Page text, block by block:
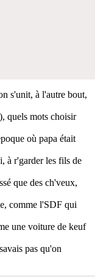
s'unit, à l'autre bout,
quels mots choisir
où papa était
à r'garder les fils de
que des ch'veux,
comme l'SDF qui
une voiture de keuf
pas qu'on